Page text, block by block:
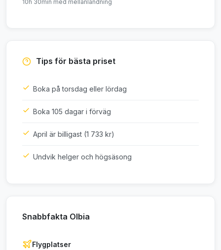
10h 30min med mellanlandning
Tips för bästa priset
Boka på torsdag eller lördag
Boka 105 dagar i förväg
April är billigast (1 733 kr)
Undvik helger och högsäsong
Snabbfakta Olbia
Flygplatser